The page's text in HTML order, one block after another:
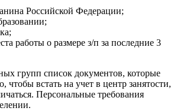
Российской Федерации;
работы о размере з/п за последние 3
групп список документов, которые
чтобы встать на учет в центр занятости,
Персональные требования